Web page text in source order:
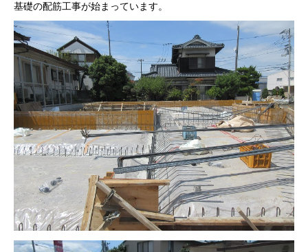
基礎の配筋工事が始まっています。